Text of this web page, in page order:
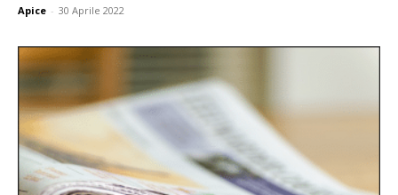
Apice - 30 Aprile 2022